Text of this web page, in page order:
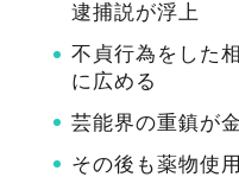
逮捕説が浮上
不貞行為をした
に広める
芸能界の重鎮が
その後も薬物使用